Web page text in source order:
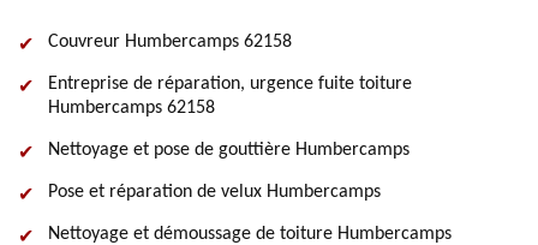
Couvreur Humbercamps 62158
Entreprise de réparation, urgence fuite toiture
Humbercamps 62158
Nettoyage et pose de gouttière Humbercamps
Pose et réparation de velux Humbercamps
Nettoyage et démoussage de toiture Humbercamps